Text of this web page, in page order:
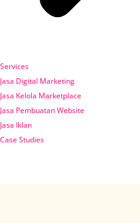
Services
Jasa Digital Marketing
Jasa Kelola Marketplace
Jasa Pembuatan Website
Jasa Iklan
Case Studies